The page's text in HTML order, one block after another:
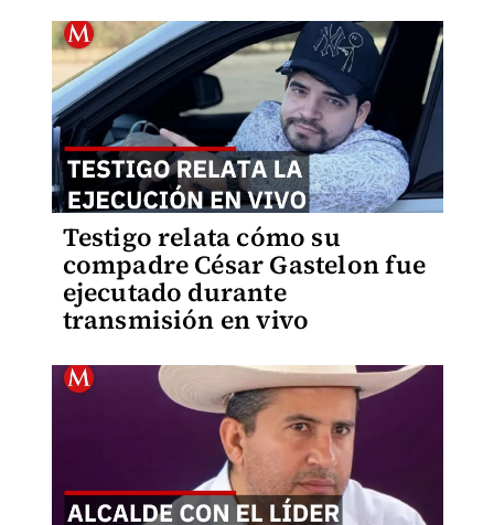
Testigo relata cómo su
compadre César Gastelon fue
ejecutado durante
transmisión en vivo